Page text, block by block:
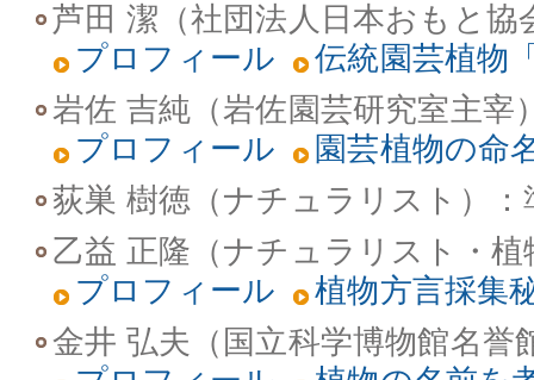
芦田 潔（社団法人日本おもと協
プロフィール
伝統園芸植物
岩佐 吉純（岩佐園芸研究室主宰
プロフィール
園芸植物の命
荻巣 樹徳（ナチュラリスト）
乙益 正隆（ナチュラリスト・植
プロフィール
植物方言採集
金井 弘夫（国立科学博物館名誉